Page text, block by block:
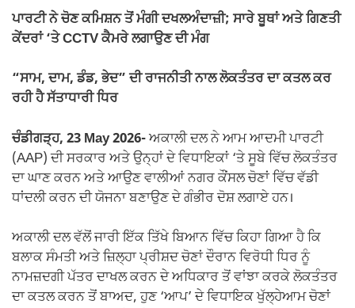
ਪਾਰਟੀ ਨੇ ਚੋਣ ਕਮਿਸ਼ਨ ਤੋਂ ਮੰਗੀ ਦਖਲਅੰਦਾਜ਼ੀ; ਸਾਰੇ ਬੂਥਾਂ ਅਤੇ ਗਿਣਤੀ
ਕੇਂਦਰਾਂ ‘ਤੇ CCTV ਕੈਮਰੇ ਲਗਾਉਣ ਦੀ ਮੰਗ
“ਸਾਮ, ਦਾਮ, ਡੰਡ, ਭੇਦ” ਦੀ ਰਾਜਨੀਤੀ ਨਾਲ ਲੋਕਤੰਤਰ ਦਾ ਕਤਲ ਕਰ
ਰਹੀ ਹੈ ਸੱਤਾਧਾਰੀ ਧਿਰ
ਚੰਡੀਗੜ੍ਹ, 23 May 2026-ਅਕਾਲੀ ਦਲ ਨੇ ਆਮ ਆਦਮੀ ਪਾਰਟੀ
(AAP) ਦੀ ਸਰਕਾਰ ਅਤੇ ਉਨ੍ਹਾਂ ਦੇ ਵਿਧਾਇਕਾਂ ‘ਤੇ ਸੂਬੇ ਵਿੱਚ ਲੋਕਤੰਤਰ
ਦਾ ਘਾਣ ਕਰਨ ਅਤੇ ਆਉਣ ਵਾਲੀਆਂ ਨਗਰ ਕੌਂਸਲ ਚੋਣਾਂ ਵਿੱਚ ਵੱਡੀ
ਧਾਂਦਲੀ ਕਰਨ ਦੀ ਯੋਜਨਾ ਬਣਾਉਣ ਦੇ ਗੰਭੀਰ ਦੋਸ਼ ਲਗਾਏ ਹਨ।
ਅਕਾਲੀ ਦਲ ਵੱਲੋਂ ਜਾਰੀ ਇੱਕ ਤਿੱਖੇ ਬਿਆਨ ਵਿੱਚ ਕਿਹਾ ਗਿਆ ਹੈ ਕਿ
ਬਲਾਕ ਸੰਮਤੀ ਅਤੇ ਜ਼ਿਲ੍ਹਾ ਪ੍ਰੀਸ਼ਦ ਚੋਣਾਂ ਦੌਰਾਨ ਵਿਰੋਧੀ ਧਿਰ ਨੂੰ
ਨਾਮਜ਼ਦਗੀ ਪੱਤਰ ਦਾਖਲ ਕਰਨ ਦੇ ਅਧਿਕਾਰ ਤੋਂ ਵਾਂਝਾ ਕਰਕੇ ਲੋਕਤੰਤਰ
ਦਾ ਕਤਲ ਕਰਨ ਤੋਂ ਬਾਅਦ, ਹੁਣ ‘ਆਪ’ ਦੇ ਵਿਧਾਇਕ ਖੁੱਲ੍ਹੇਆਮ ਚੋਣਾਂ